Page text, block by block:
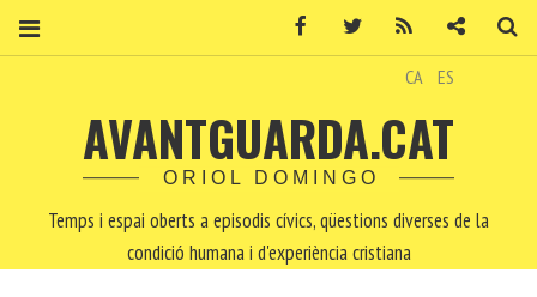
CA ES
AVANTGUARDA.CAT
ORIOL DOMINGO
Temps i espai oberts a episodis cívics, qüestions diverses de la
condició humana i d'experiència cristiana
Facebook Twitter Contacte